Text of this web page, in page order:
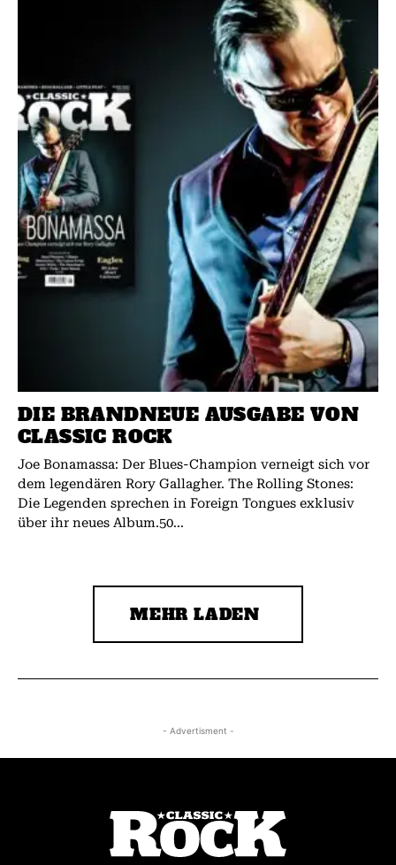
DIE BRANDNEUE AUSGABE VON
CLASSIC ROCK
Joe Bonamassa: Der Blues-Champion verneigt sich vor
dem legendären Rory Gallagher. The Rolling Stones:
Die Legenden sprechen in Foreign Tongues exklusiv
über ihr neues Album.50...
MEHR LADEN
- Advertisment -